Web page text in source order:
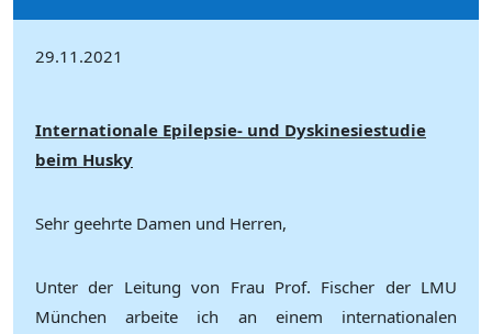
29.11.2021
Internationale Epilepsie- und Dyskinesiestudie
beim Husky
Sehr geehrte Damen und Herren,
Unter der Leitung von Frau Prof. Fischer der LMU
München arbeite ich an einem internationalen